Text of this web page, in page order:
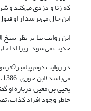
این حال می‌ترسد از او قبول
حدیث می‌شود، زیرا اذا
در
یحیی بن معین درباره او
خاطر وجود افراد کذاب، تضعیف نموده‌اند